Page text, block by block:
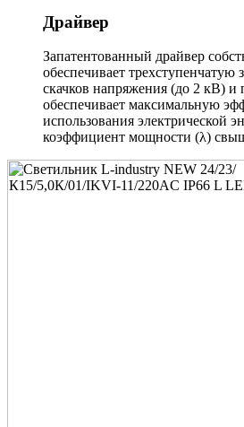
Драйвер
Запатентованный драйвер
обеспечивает трехступенчатую
скачков напряжения (до 2 кВ) и
обеспечивает максимальную
использования электрической
коэффициент мощности (λ)